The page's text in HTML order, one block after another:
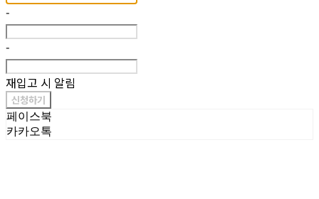
-
-
재입고 시 알림
신청하기
페이스북
카카오톡